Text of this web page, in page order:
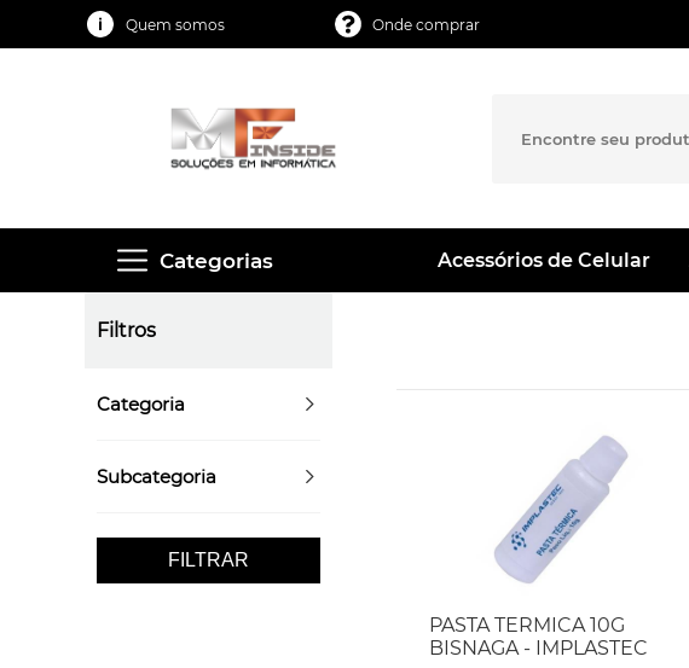
Quem somos Onde comprar
Categorias Acessórios de Celular
Filtros
Categoria
Subcategoria
FILTRAR
PASTA TERMICA 10G
BISNAGA - IMPLASTEC